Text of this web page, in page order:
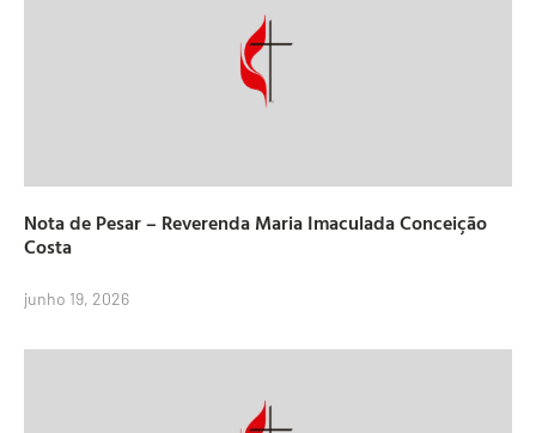
Nota de Pesar – Reverenda Maria Imaculada Conceição
Costa
junho 19, 2026